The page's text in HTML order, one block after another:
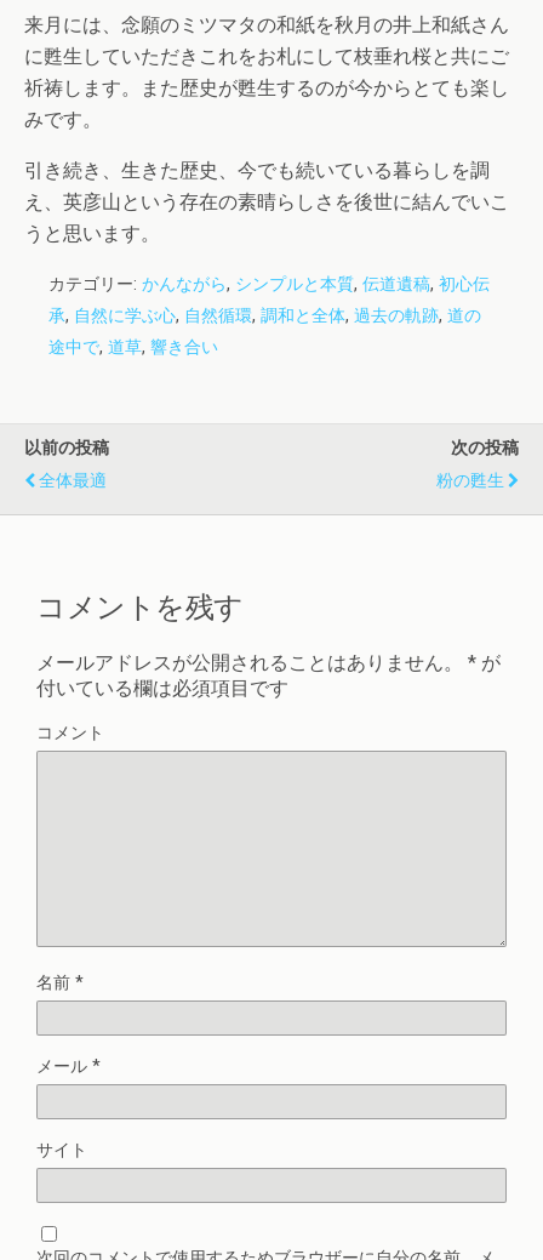
来月には、念願のミツマタの和紙を秋月の井上和紙さん
に甦生していただきこれをお札にして枝垂れ桜と共にご
祈祷します。また歴史が甦生するのが今からとても楽し
みです。
引き続き、生きた歴史、今でも続いている暮らしを調
え、英彦山という存在の素晴らしさを後世に結んでいこ
うと思います。
カテゴリー: かんながら, シンプルと本質, 伝道遺稿, 初心伝
承, 自然に学ぶ心, 自然循環, 調和と全体, 過去の軌跡, 道の
途中で, 道草, 響き合い
以前の投稿
全体最適
次の投稿
粉の甦生
コメントを残す
メールアドレスが公開されることはありません。 * が
付いている欄は必須項目です
コメント
名前 *
メール *
サイト